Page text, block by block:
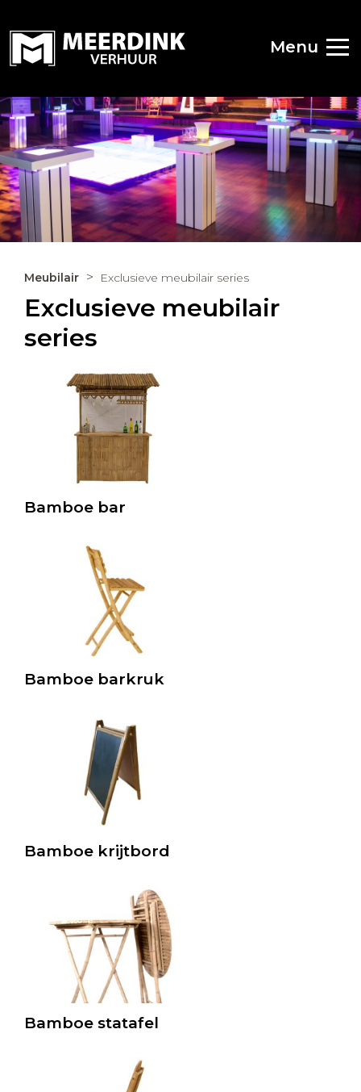
Menu
Meubilair Exclusieve meubilair series
Exclusieve meubilair
series
Bamboe bar
Bamboe barkruk
Bamboe krijtbord
Bamboe statafel